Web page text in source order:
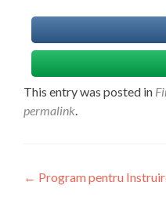
This entry was posted in
permalink.
Post
← Program pentru